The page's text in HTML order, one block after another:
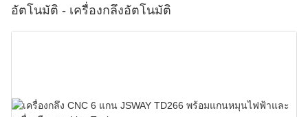
อัตโนมัติ - เครื่องกลึงอัตโนมัติ